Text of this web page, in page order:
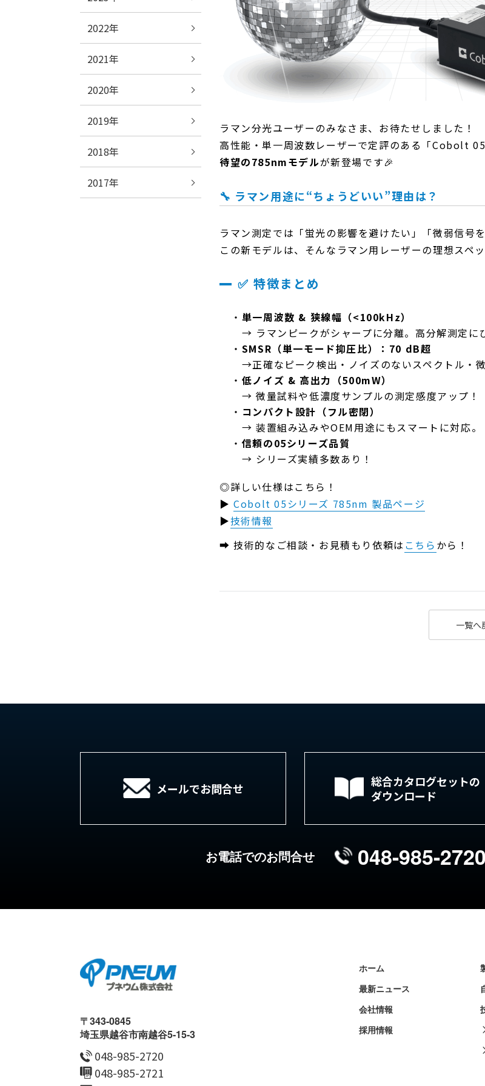
ラマン分光ユーザーのみなさま、お待たせしました！
高性能・単一周波数レーザーで定評のある「Cobolt 05
待望の785nmモデルが新登場です🎉
🔧 ラマン用途に“ちょうどいい”理由は？
ラマン測定では「蛍光の影響を避けたい」「微弱信号
この新モデルは、そんなラマン用レーザーの理想スペ
✅ 特徴まとめ
単一周波数 & 狭線幅（<100kHz）
→ ラマンピークがシャープに分離。高分解測定に
SMSR（単一モード抑圧比）：70 dB超
→正確なピーク検出・ノイズのないスペクトル・
低ノイズ & 高出力（500mW）
→ 微量試料や低濃度サンプルの測定感度アップ！
コンパクト設計（フル密閉）
→ 装置組み込みやOEM用途にもスマートに対応。
信頼の05シリーズ品質
→ シリーズ実績多数あり！
◎詳しい仕様はこちら！
▶Cobolt 05シリーズ 785nm 製品ページ
▶技術情報
➡ 技術的なご相談・お見積もり依頼は こちら から！
一覧へ
2022年
2021年
2020年
2019年
2018年
2017年
メールでお問合せ
総合カタログセットの
ダウンロード
お電話でのお問合せ 048-985-2720
〒343-0845
埼玉県越谷市南越谷5-15-3
048-985-2720
048-985-2721
ホーム
最新ニュース
会社情報
採用情報